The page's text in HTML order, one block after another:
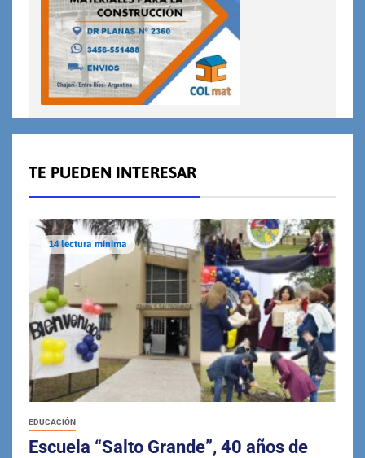
TE PUEDEN INTERESAR
14 lectura mínima
EDUCACIÓN
Escuela “Salto Grande”, 40 años de